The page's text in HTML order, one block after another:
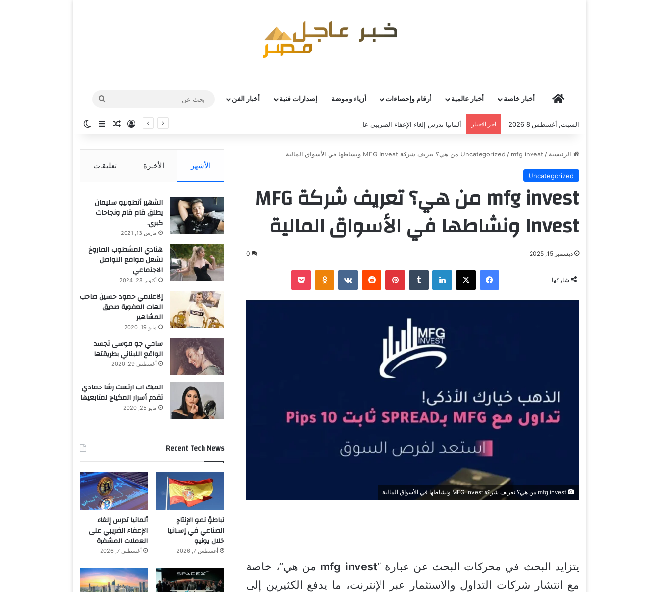
أخبار خاصة أخبار عالمية أرقام وإحصاءات أزياء وموضة إصدارات فنية أخبار الفن
عن
السبت, أغسطس 8 2026 اخر الاخبار ألمانيا تدرس إلغاء الإعفاء الضريبي على العملات المشفرة تسجيل الدخول
مقال عشوائي
إضافة عمود جانبي
الرئيسية /
Uncategorized / mfg invest من هي؟ تعريف شركة MFG Invest ونشاطها في الأسواق المالية
Uncategorized
mfg invest من هي؟ تعريف شركة MFG
Invest ونشاطها في الأسواق المالية
ديسمبر 15, 2025 0
شاركها
فيسبوك ‫X لينكدإن ‏Tumblr بينتيريست ‏Reddit
‏VKontakte
Odnoklassniki
‫Pocket
mfg invest من هي؟ تعريف شركة MFG Invest ونشاطها في الأسواق المالية
يتزايد البحث في محركات البحث عن عبارة “ mfg invest
من هي”، خاصة
مع انتشار شركات التداول والاستثمار عبر الإنترنت، ما يدفع الكثيرين إلى
الأشهر الأخيرة تعليقات
الشهير أنطونيو سليمان
يطلق قام قام ونجاحات
كبرى.
مارس 13, 2021
هنادي المشطوب الصاروخ
تشعل مواقع التواصل
الاجتماعي
أكتوبر 28, 2024
إلاعلامي حمود حسين صاحب
الهات العفوية صديق
المشاهير
مايو 19, 2020
سامي جو موسى تجسد
الواقع اللبناني بطريقتها
أغسطس 29, 2020
الميك اب ارتست رشا حمادي
تقدم أسرار المكياج لمتابعيها
مايو 25, 2020
Recent Tech News
تباطؤ نمو الإنتاج
الصناعي في إسبانيا
خلال يونيو
أغسطس 7, 2026
ألمانيا تدرس إلغاء
الإعفاء الضريبي على
العملات المشفرة
أغسطس 7, 2026